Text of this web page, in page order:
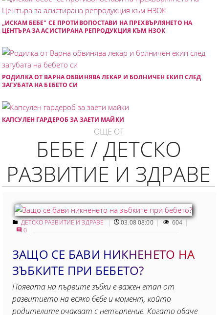
„ИСКАМ БЕБЕ" СЕ ПРОТИВОПОСТАВИ НА ПРЕХВЪРЛЯНЕТО НА
ЦЕНТЪРА ЗА АСИСТИРАНА РЕПРОДУКЦИЯ КЪМ НЗОК
РОДИЛКА ОТ ВАРНА ОБВИНЯВА ЛЕКАР И БОЛНИЧЕН ЕКИП СЛЕД
ЗАГУБАТА НА БЕБЕТО СИ
КАПСУЛЕН ГАРДЕРОБ ЗА ЗАЕТИ МАЙКИ
ОЩЕ ОТ
БЕБЕ / ДЕТСКО
РАЗВИТИЕ И ЗДРАВЕ
ДЕТСКО РАЗВИТИЕ И ЗДРАВЕ 03.08 08:00
604
0
ЗАЩО СЕ БАВИ НИКНЕНЕТО НА
ЗЪБКИТЕ ПРИ БЕБЕТО?
Появата на първите зъбки е важен етап от
развитието на всяко бебе и момент, който
родителите очакват с нетърпение. Когато обаче